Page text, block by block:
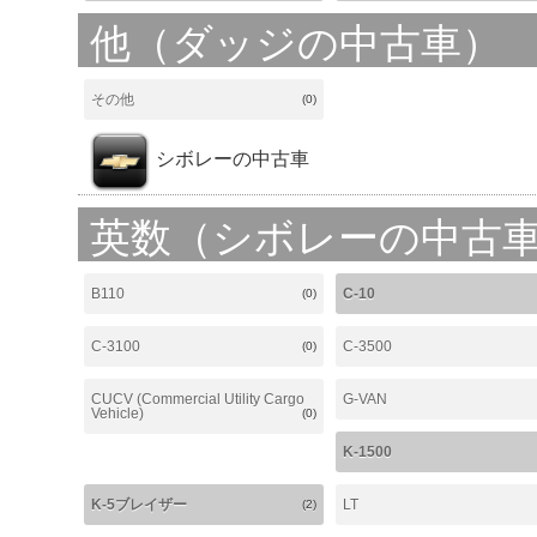
他（ダッジの中古車）
その他 (0)
シボレーの中古車
英数（シボレーの中古
B110 (0) C-10
C-3100 (0) C-3500
CUCV (Commercial Utility Cargo
Vehicle)
(0)
G-VAN
K-1500
K-5ブレイザー (2) LT